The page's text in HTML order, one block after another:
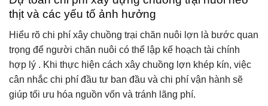
thịt và các yếu tố ảnh hưởng
Hiểu rõ chi phí xây chuồng trại chăn nuôi lợn là bước quan
trọng để người chăn nuôi có thể lập kế hoạch tài chính
hợp lý . Khi thực hiện cách xây chuồng lợn khép kín, việc
cân nhắc chi phí đầu tư ban đầu và chi phí vận hành sẽ
giúp tối ưu hóa nguồn vốn và tránh lãng phí.